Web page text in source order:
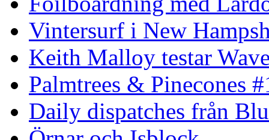
Vintersurf i New
Keith Malloy testar
Palmtrees & Pinecones
Daily dispatches från